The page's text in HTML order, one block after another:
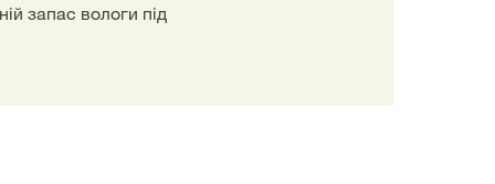
запас вологи під